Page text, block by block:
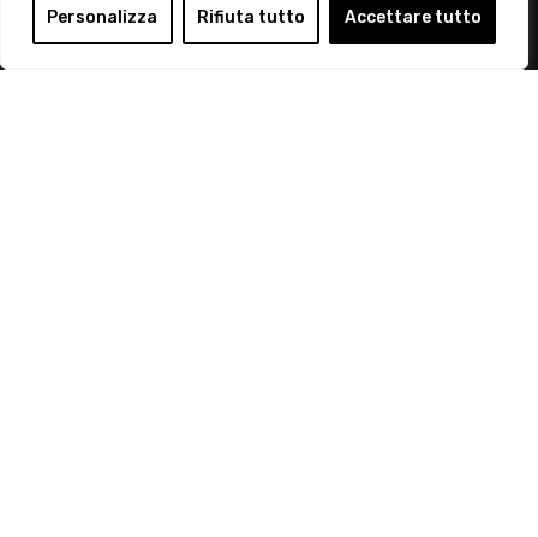
Personalizza Rifiuta tutto Accettare tutto
Login
Diventa Socio